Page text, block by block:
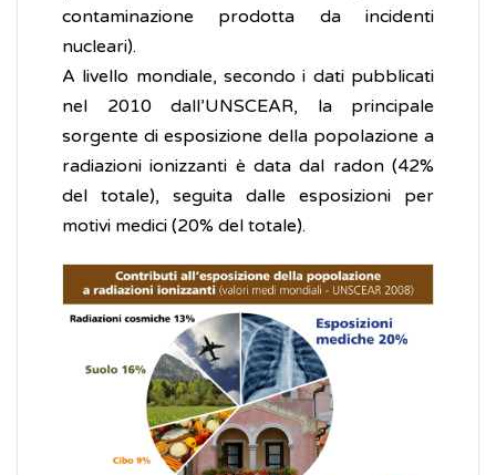
contaminazione prodotta da incidenti
nucleari).
A livello mondiale, secondo i dati pubblicati
nel 2010 dall’UNSCEAR, la principale
sorgente di esposizione della popolazione a
radiazioni ionizzanti è data dal radon (42%
del totale), seguita dalle esposizioni per
motivi medici (20% del totale).